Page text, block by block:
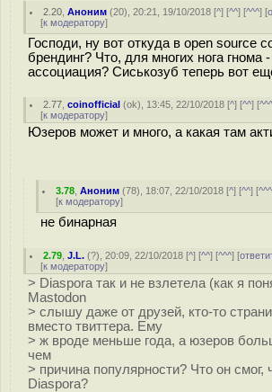
2.20 ,Аноним (20), 20:21, 19/10/2018 [^] [^^] [^^^] [
[к модератору]
Господи, ну вот откуда в open source
брендинг? Что, для многих нога гнома
ассоциация? Сиськозуб теперь вот
2.77 ,coinofficial (ok), 13:45, 22/10/2018 [^] [^^] [
[к модератору]
Юзеров может и много, а какая там
3.78 ,Аноним (78), 18:07, 22/10/2018 [^] [^^] [^^^
[к модератору]
не бинарная
2.79 ,J.L. (?), 20:09, 22/10/2018 [^] [^^] [^^^] [
[к модератору]
> Diaspora так и не взлетела (как я
Mastodon
> слышу даже от друзей, кто-то
вместо твиттера. Ему
> ж вроде меньше года, а юзеров
чем
> причина популярности? Что он смог,
Diaspora?